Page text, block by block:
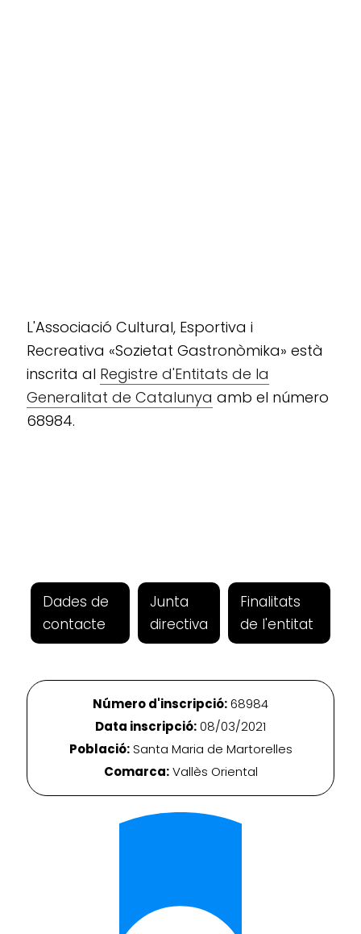
L'Associació Cultural, Esportiva i
Recreativa «Sozietat Gastronòmika» està
inscrita al Registre d'Entitats de la
Generalitat de Catalunya amb el número
68984.
Dades de
contacte
Junta
directiva
Finalitats
de l'entitat
Número d'inscripció:68984
Data inscripció:08/03/2021
Població:Santa Maria de Martorelles
Comarca:Vallès Oriental